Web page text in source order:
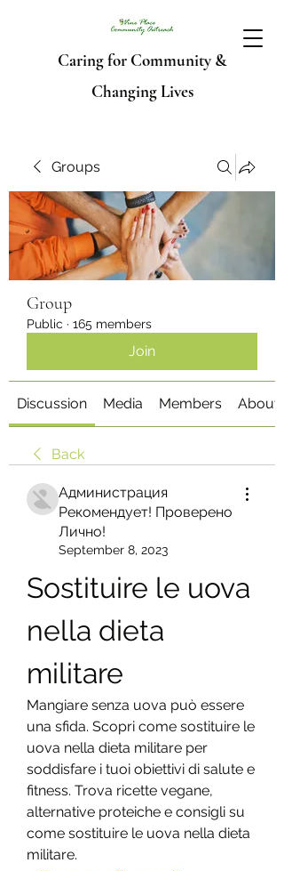
Caring for Community &
Changing Lives
Groups
Group
Public · 165 members
Join
Discussion Media Members About
Back
Администрация
Рекомендует! Проверено
Лично!
September 8, 2023
Sostituire le uova
nella dieta
militare
Mangiare senza uova può essere
una sfida. Scopri come sostituire le
uova nella dieta militare per
soddisfare i tuoi obiettivi di salute e
fitness. Trova ricette vegane,
alternative proteiche e consigli su
come sostituire le uova nella dieta
militare.